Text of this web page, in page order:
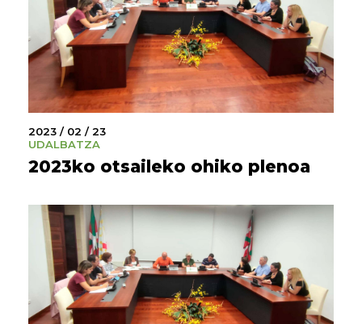
2023 / 02 / 23
UDALBATZA
2023ko otsaileko ohiko plenoa